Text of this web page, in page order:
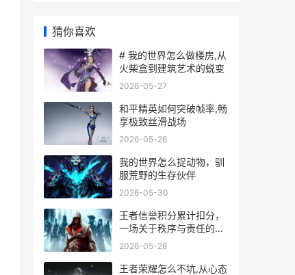
猜你喜欢
# 我的世界怎么做楼房,从
火柴盒到建筑艺术的蜕变
2026-05-27
和平精英如何突破帧率,畅
享极致丝滑战场
2026-05-26
我的世界怎么捉动物，驯
服荒野的生存伙伴
2026-05-30
王者信誉积分累计扣分，
一场关于秩序与责任的游
戏内修行
2026-05-28
王者荣耀怎么不坑,从心态